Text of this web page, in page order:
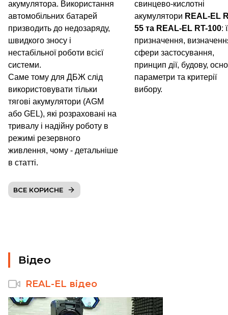
акумулятора. Використання
автомобільних батарей
призводить до недозаряду,
швидкого зносу і
нестабільної роботи всієї
системи.
Саме тому для ДБЖ слід
використовувати тільки
тягові акумулятори (AGM
або GEL), які розраховані на
тривалу і надійну роботу в
режимі резервного
живлення, чому - детальніше
в статті.
свинцево-кислотні
акумулятори REAL-EL
55 та REAL-EL RT-100:
призначення,
сфери застосування,
принцип дії, будову,
параметри та критерії
вибору.
ВСЕ КОРИСНЕ
Відео
REAL-EL відео